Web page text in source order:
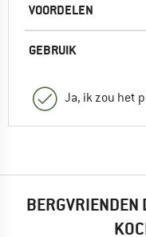
VOORDELEN
GEBRUIK
Ja, ik zou het